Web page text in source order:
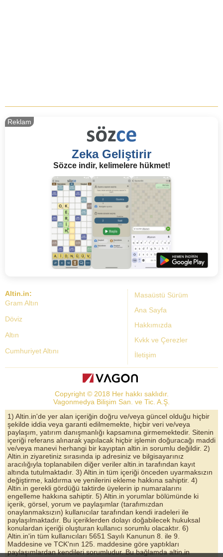
Zeka Geliştirir
Sözce indir, kelimelere hükmet!
Reklam
Masaüstü Sürüm
Ana Sayfa
Hakkımızda
Kvkk ve Çerezler
İletişim
Altin.in:
Gram Altın
Döviz
Altın
Cumhuriyet Altını
Dolar Kuru
Altın Yorumları
Döviz Kurları
Çeyrek Altın
Bitcoin
Euro/Dolar Parite
Sterlin
Döviz Arşivi
Copyright © 2018 Her hakkı saklıdır.
Vagonmedya Bilişim San. ve Tic. A.Ş.
1) Altin.in'de yer alan içeriğin doğru ve/veya güncel olduğu hiçbir
şekilde iddia veya garanti edilmemekte, hiçbir veri ve/veya
paylaşım, yatırım danışmanlığı kapsamına girmemektedir. Sitenin
içeriği referans alınarak yapılacak hiçbir işlemin doğuracağı maddi
ve/veya manevi herhangi bir kayıptan altin.in sorumlu değildir. 2)
Altin.in ziyaretiniz sırasında ip adresiniz ve bilgisayarınız
aracılığıyla toplanabilen diğer veriler altin.in tarafından kayıt
altında tutulmaktadır. 3) Altin.in tüm içeriği önceden uyarmaksızın
değiştirme, kaldırma ve yenilerini ekleme hakkına sahiptir. 4)
Altin.in gerekli gördüğü taktirde üyelerin ip numaralarını
engelleme hakkına sahiptir. 5) Altin.in yorumlar bölümünde ki
içerik, görsel, yorum ve paylaşımlar (tarafımızdan
onaylanmaksızın) kullanıcılar tarafından kendi iradeleri ile
paylaşılmaktadır. Bu içeriklerden dolayı doğabilecek hukuksal
konulardan içeriği oluşturan kullanıcı sorumlu olacaktır. 6)
Altin.in'in tüm kullanıcıları 5651 Sayılı Kanunun 8. ile 9.
Maddesine ve TCK'nın 125. maddesine göre yaptıkları
paylaşımlardan kendileri sorumludur. Bu bağlamda altin.in